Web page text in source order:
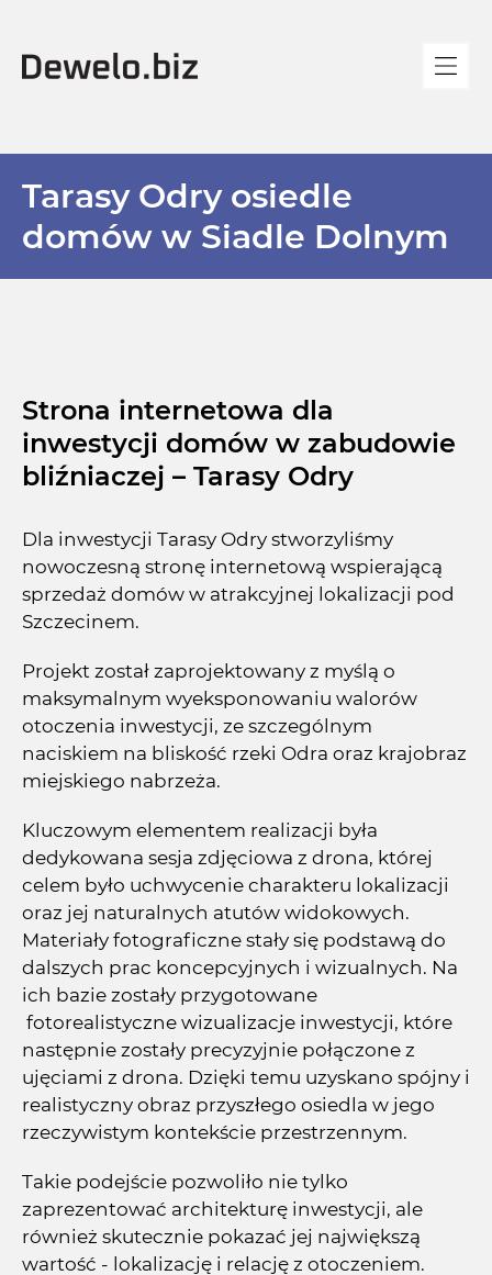
Tarasy Odry osiedle
domów w Siadle Dolnym
Strona internetowa dla
inwestycji domów w zabudowie
bliźniaczej – Tarasy Odry
Dla inwestycji Tarasy Odry stworzyliśmy
nowoczesną stronę internetową wspierającą
sprzedaż domów w atrakcyjnej lokalizacji pod
Szczecinem.
Projekt został zaprojektowany z myślą o
maksymalnym wyeksponowaniu walorów
otoczenia inwestycji, ze szczególnym
naciskiem na bliskość rzeki Odra oraz krajobraz
miejskiego nabrzeża.
Kluczowym elementem realizacji była
dedykowana sesja zdjęciowa z drona, której
celem było uchwycenie charakteru lokalizacji
oraz jej naturalnych atutów widokowych.
Materiały fotograficzne stały się podstawą do
dalszych prac koncepcyjnych i wizualnych. Na
ich bazie zostały przygotowane
fotorealistyczne wizualizacje inwestycji, które
następnie zostały precyzyjnie połączone z
ujęciami z drona. Dzięki temu uzyskano spójny i
realistyczny obraz przyszłego osiedla w jego
rzeczywistym kontekście przestrzennym.
Takie podejście pozwoliło nie tylko
zaprezentować architekturę inwestycji, ale
również skutecznie pokazać jej największą
wartość - lokalizację i relację z otoczeniem.